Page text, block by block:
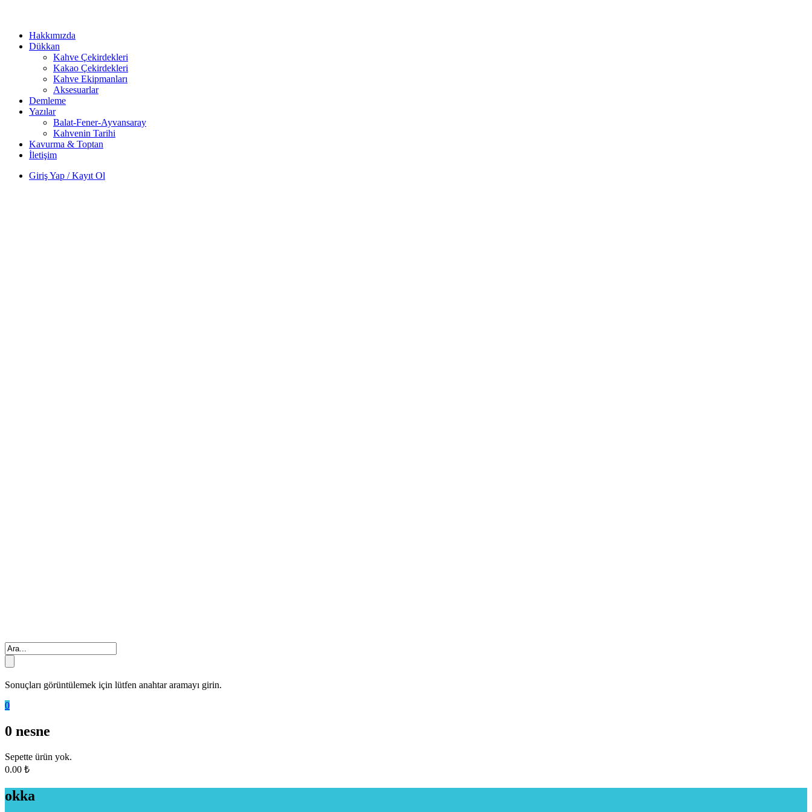
Hakkımızda
Dükkan
Kahve Çekirdekleri
Kakao Çekirdekleri
Kahve Ekipmanları
Aksesuarlar
Demleme
Yazılar
Balat-Fener-Ayvansaray
Kahvenin Tarihi
Kavurma & Toptan
İletişim
Giriş Yap / Kayıt Ol
Sonuçları görüntülemek için lütfen anahtar aramayı girin.
0
0 nesne
Sepette ürün yok.
0.00 ₺
okka